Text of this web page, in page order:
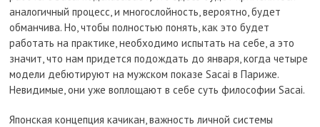
аналогичный процесс, и многослойность, вероятно, будет
обманчива. Но, чтобы полностью понять, как это будет
работать на практике, необходимо испытать на себе, а это
значит, что нам придется подождать до января, когда четыре
модели дебютируют на мужском показе Sacai в Париже.
Невидимые, они уже воплощают в себе суть философии Sacai.
Японская концепция качикан, важность личной системы